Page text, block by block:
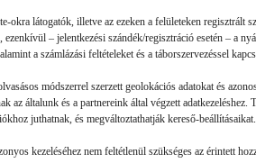
okra látogatók, illetve az ezeken a felületeken regisztrált
– jelentkezési szándék/regisztráció esetén – a
a számlázási feltételeket és a táborszervezéssel
módszerrel szerzett geolokációs adatokat és
az általunk és a partnereink által végzett adatkezeléshez.
juthatnak, és megváltoztathatják kereső-beállításaikat.
kezeléséhez nem feltétlenül szükséges az érintett